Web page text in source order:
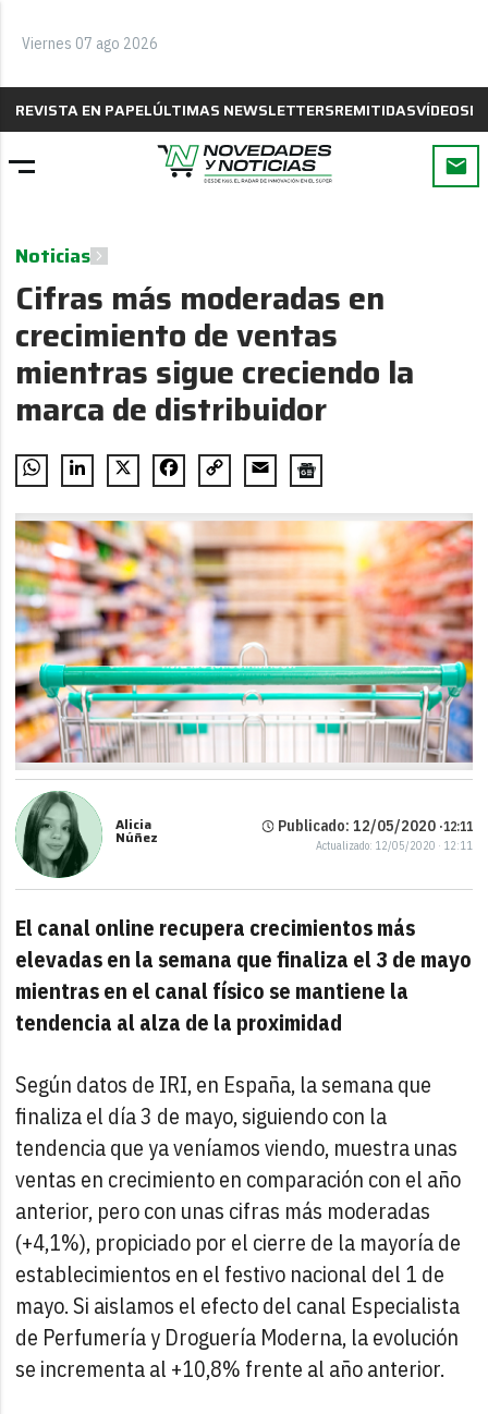
Viernes 07 ago 2026
REVISTA EN PAPELÚLTIMAS NEWSLETTERSREMITIDASVÍDEOS
Noticias
Cifras más moderadas en
crecimiento de ventas
mientras sigue creciendo la
marca de distribuidor
WhatsAppLinkedIn
X FacebookCopy
Email
Alicia
Núñez
Publicado: 12/05/2020 ·12:11
Actualizado: 12/05/2020 · 12:11
El canal online recupera crecimientos más
elevadas en la semana que finaliza el 3 de mayo
mientras en el canal físico se mantiene la
tendencia al alza de la proximidad
Según datos de IRI, en España, la semana que
finaliza el día 3 de mayo, siguiendo con la
tendencia que ya veníamos viendo, muestra unas
ventas en crecimiento en comparación con el año
anterior, pero con unas cifras más moderadas
(+4,1%), propiciado por el cierre de la mayoría de
establecimientos en el festivo nacional del 1 de
mayo. Si aislamos el efecto del canal Especialista
de Perfumería y Droguería Moderna, la evolución
se incrementa al +10,8% frente al año anterior.